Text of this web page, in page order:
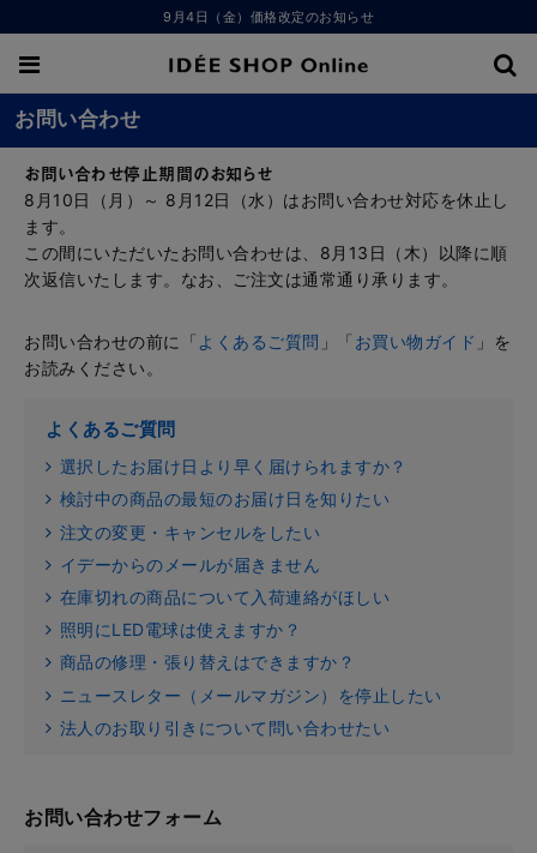
9月4日（金）価格改定のお知らせ
お問い合わせ
お問い合わせ停止期間のお知らせ
8月10日（月）～ 8月12日（水）はお問い合わせ対応を休止し
ます。
この間にいただいたお問い合わせは、8月13日（木）以降に順
次返信いたします。なお、ご注文は通常通り承ります。
お問い合わせの前に「よくあるご質問 」「お買い物ガイド 」を
お読みください。
よくあるご質問
選択したお届け日より早く届けられますか？
検討中の商品の最短のお届け日を知りたい
注文の変更・キャンセルをしたい
イデーからのメールが届きません
在庫切れの商品について入荷連絡がほしい
照明にLED電球は使えますか？
商品の修理・張り替えはできますか？
ニュースレター（メールマガジン）を停止したい
法人のお取り引きについて問い合わせたい
お問い合わせフォーム